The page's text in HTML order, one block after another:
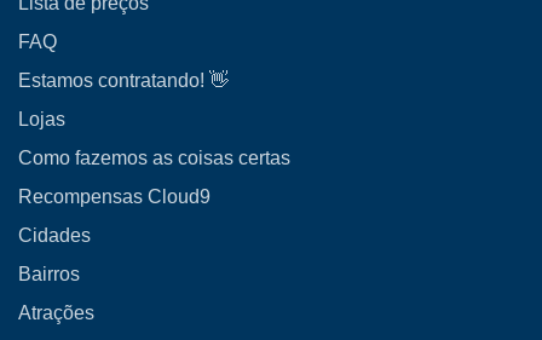
FAQ
Estamos contratando! 👋
Lojas
Como fazemos as coisas certas
Recompensas Cloud9
Cidades
Bairros
Atrações